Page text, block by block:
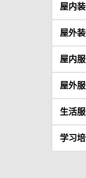
屋内
屋外
屋内
屋外
生活
学习